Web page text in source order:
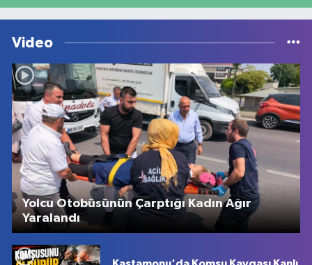
Video
Yolcu Otobüsünün Çarptığı Kadın Ağır
Yaralandı